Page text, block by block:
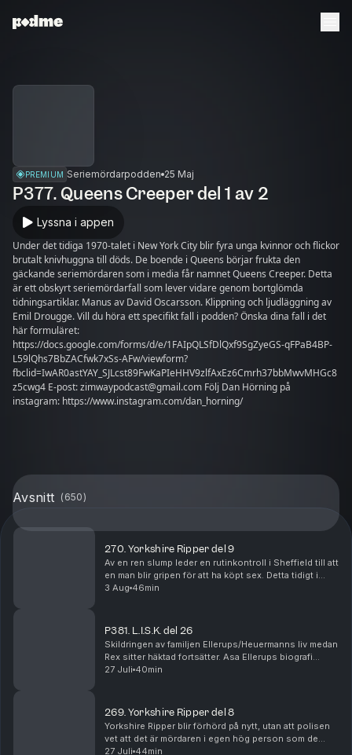
PREMIUM Seriemördarpodden 25 Maj
P377. Queens Creeper del 1 av 2
Lyssna i appen
Under det tidiga 1970-talet i New York City blir fyra unga kvinnor och flickor
brutalt knivhuggna till döds. De boende i Queens börjar frukta den
gäckande seriemördaren som i media får namnet Queens Creeper. Detta
är ett obskyrt seriemördarfall som lever vidare genom bortglömda
tidningsartiklar. Manus av David Oscarsson. Klippning och ljudläggning av
Emil Drougge. Vill du höra ett specifikt fall i podden? Önska dina fall i det
här formuläret:
https://docs.google.com/forms/d/e/1FAIpQLSfDlQxf9SgZyeGS-qFPaB4BP-
L59lQhs7BbZACfwk7xSs-AFw/viewform?
fbclid=IwAR0astYAY_SJLcst89FwKaPIeHHV9zlfAxEz6Cmrh37bbMwvMHGc8
z5cwg4 E-post: zimwaypodcast@gmail.com Följ Dan Hörning på
instagram: https://www.instagram.com/dan_horning/
Avsnitt ( 650)
270. Yorkshire Ripper del 9
Av en ren slump leder en rutinkontroll i Sheffield till att
en man blir gripen för att ha köpt sex. Detta tidigt i
januari, 1981. Det visar sig dock att omständigheterna
3 Aug 46min
P381. L.I.S.K. del 26
Skildringen av familjen Ellerups/Heuermanns liv medan
Rex sitter häktad fortsätter. Asa Ellerups biografi
broderas ut, och familjen får dessutom besök av
27 Juli 40min
269. Yorkshire Ripper del 8
Yorkshire Ripper blir förhörd på nytt, utan att polisen
vet att det är mördaren i egen hög person som de
pratar med. Utredningens interna byråkrati försvagar
27 Juli 44min